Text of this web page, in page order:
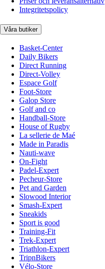
Integritetspolicy
Våra butiker
Basket-Center
Daily Bikers
Direct Running
Direct-Volley
Espace Golf
Foot-Store
Galop Store
Golf and co
Handball-Store
House of Rugby
La sellerie de Maé
Made in Paradis
Nauti-wave
On-Fight
Padel-Expert
Pecheur-Store
Pet and Garden
Slowood Interior
Smash-Expert
Sneakids
Sport is good
Training-Fit
Trek-Expert
Triathlon-Expert
TripnBikers
Vélo-Store